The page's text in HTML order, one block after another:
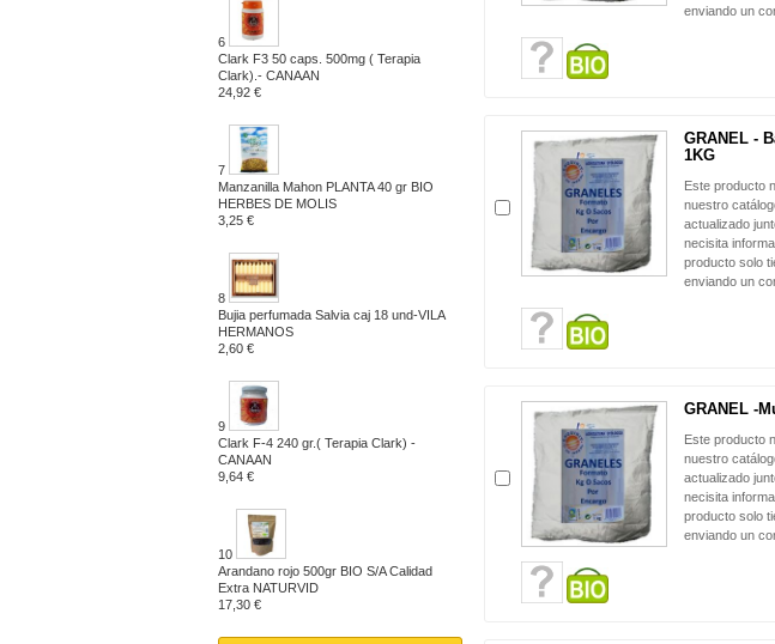
6
Clark F3 50 caps. 500mg ( Terapia
Clark).- CANAAN
24,92 €
7
Manzanilla Mahon PLANTA 40 gr BIO
HERBES DE MOLIS
3,25 €
8
Bujia perfumada Salvia caj 18 und-VILA
HERMANOS
2,60 €
9
Clark F-4 240 gr.( Terapia Clark) -
CANAAN
9,64 €
10
Arandano rojo 500gr BIO S/A Calidad
Extra NATURVID
17,30 €
enviando un
GRANEL -
1KG
Este producto
nuestro
actualizado
necisita
producto solo
enviando un
GRANEL -
Este producto
nuestro
actualizado
necisita
producto solo
enviando un